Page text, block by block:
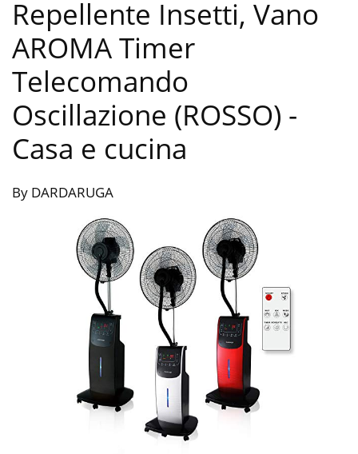
Repellente Insetti, Vano
AROMA Timer
Telecomando
Oscillazione (ROSSO) -
Casa e cucina
By DARDARUGA